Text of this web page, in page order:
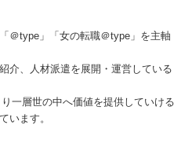
＠type」「女の転職＠type」を主軸
介、人材派遣を展開・運営している
一層世の中へ価値を提供していける
います。